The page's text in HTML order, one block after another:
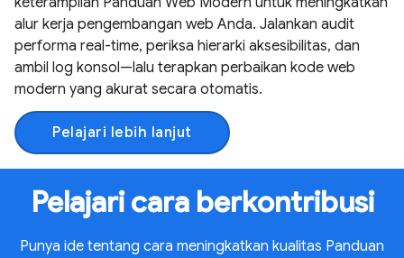
alur kerja pengembangan web Anda. Jalankan audit
performa real-time, periksa hierarki aksesibilitas, dan
ambil log konsol—lalu terapkan perbaikan kode web
modern yang akurat secara otomatis.
Pelajari lebih lanjut
Pelajari cara berkontribusi
Punya ide tentang cara meningkatkan kualitas Panduan